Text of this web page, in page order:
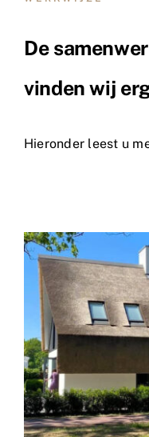
Referenties
Informatie
De
vinden wij
Hieronder leest u